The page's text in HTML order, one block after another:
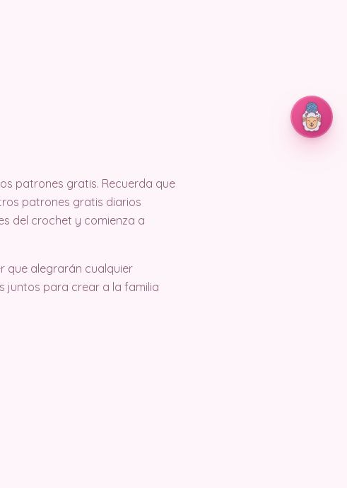
patrones gratis. Recuerda que
patrones gratis diarios
del crochet y comienza a
que alegrarán cualquier
juntos para crear a la familia